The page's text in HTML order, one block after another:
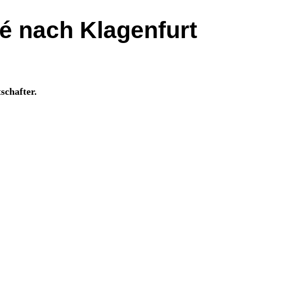
nach Klagenfurt